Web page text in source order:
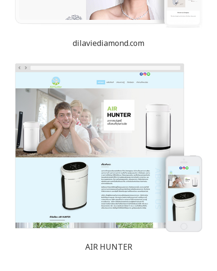
dilaviediamond.com
AIR HUNTER